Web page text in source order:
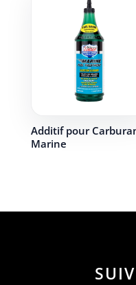
Additif pour
Marine